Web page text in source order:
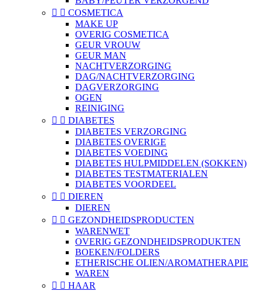
  COSMETICA
MAKE UP
OVERIG COSMETICA
GEUR VROUW
GEUR MAN
NACHTVERZORGING
DAG/NACHTVERZORGING
DAGVERZORGING
OGEN
REINIGING
  DIABETES
DIABETES VERZORGING
DIABETES OVERIGE
DIABETES VOEDING
DIABETES HULPMIDDELEN (SOKKEN)
DIABETES TESTMATERIALEN
DIABETES VOORDEEL
  DIEREN
DIEREN
  GEZONDHEIDSPRODUCTEN
WARENWET
OVERIG GEZONDHEIDSPRODUKTEN
BOEKEN/FOLDERS
ETHERISCHE OLIEN/AROMATHERAPIE
WAREN
  HAAR